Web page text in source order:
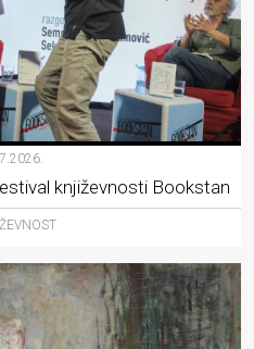
književnosti Bookstan